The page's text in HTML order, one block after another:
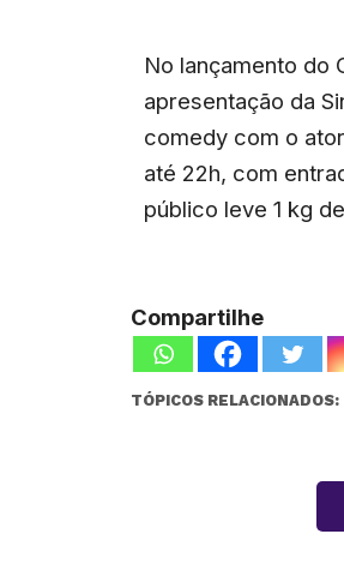
No lançamento do
apresentação da
comedy com o
até 22h, com
público leve 1 kg
Compartilhe
TÓPICOS RELACIONADOS: